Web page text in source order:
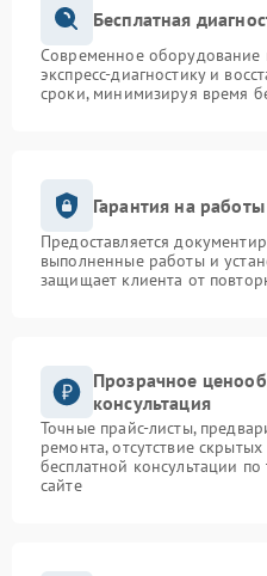
Бесплатная
Современное оборудование
экспресс-диагностику и
сроки, минимизируя время
Гарантия на
Предоставляется
выполненные работы и
защищает клиента от
Прозрачное
консультация
Точные прайс-листы,
ремонта, отсутствие
бесплатной консультации
сайте